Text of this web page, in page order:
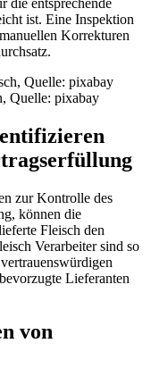
ist. Eine Inspektion
Korrekturen
Quelle: pixabay
zur Kontrolle des
können die
Fleisch den
Verarbeiter sind so
Lieferanten
von